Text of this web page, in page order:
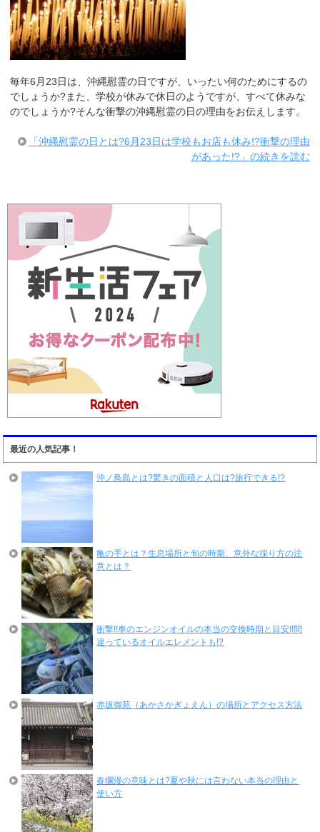
毎年6月23日は、沖縄慰霊の日ですが、いったい何のためにするの
でしょうか?また、学校が休みで休日のようですが、すべて休みな
のでしょうか?そんな衝撃の沖縄慰霊の日の理由をお伝えします。
「沖縄慰霊の日とは?6月23日は学校もお店も休み!?衝撃の理由
があった!?」の続きを読む
最近の人気記事！
沖ノ鳥島とは?驚きの面積と人口は?旅行できる!?
亀の手とは？生息場所と旬の時期、意外な採り方の注
意とは？
衝撃!!車のエンジンオイルの本当の交換時期と目安!!間
違っているオイルエレメントも!?
赤坂御苑（あかさかぎょえん）の場所とアクセス方法
春爛漫の意味とは?夏や秋には言わない本当の理由と
使い方